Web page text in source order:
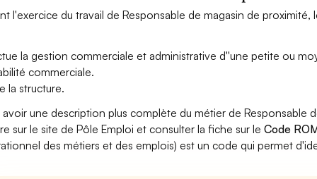
l'exercice du travail de Responsable de magasin de
la gestion commerciale et administrative d''une petite ou
commerciale.
la structure.
avoir une description plus complète du métier de Responsable
sur le site de Pôle Emploi et consulter la fiche sur leCode
des métiers et des emplois) est un code qui permet